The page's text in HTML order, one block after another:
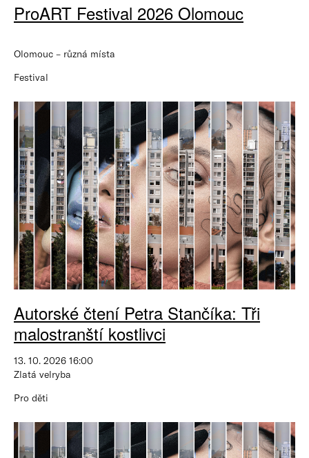
ProART Festival 2026 Olomouc
Olomouc – různá místa
Festival
Autorské čtení Petra Stančíka: Tři
malostranští kostlivci
13. 10. 2026 16:00
Zlatá velryba
Pro děti